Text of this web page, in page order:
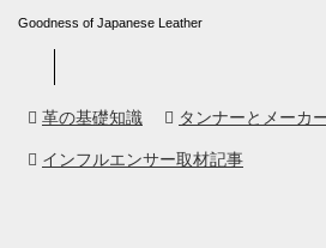
Goodness of Japanese Leather
革の基礎知識 タンナーとメーカ
インフルエンサー取材記事